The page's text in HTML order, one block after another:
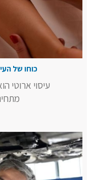
כוחו של
עיסוי ארוטי